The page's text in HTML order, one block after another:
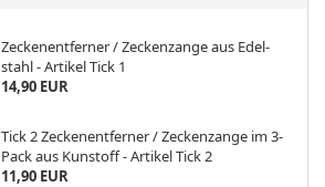
Ze­cken­ent­fer­ner / Ze­cken­zan­ge aus Edel­
stahl - Ar­ti­kel Tick 1
14,90 EUR
Tick 2 Ze­cken­ent­fer­ner / Ze­cken­zan­ge im 3-​
Pack aus Kunst­off - Ar­ti­kel Tick 2
11,90 EUR